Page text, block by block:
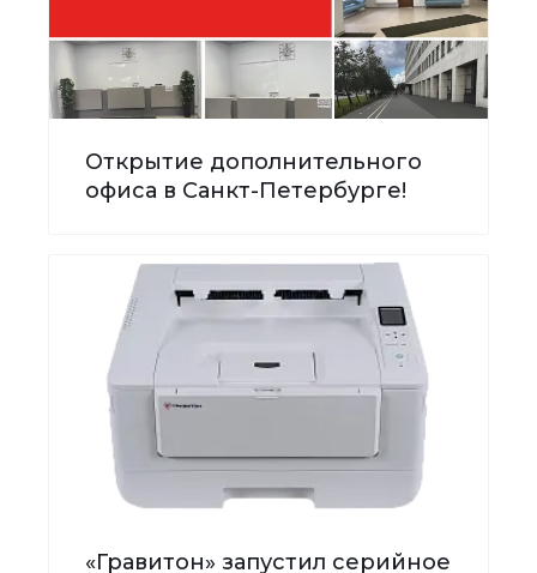
Открытие дополнительного
офиса в Санкт-Петербурге!
«Гравитон» запустил серийное